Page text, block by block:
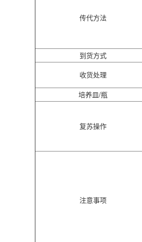
传代方法
到货方式
收货处理
培养皿/瓶
复苏操作
注意事项